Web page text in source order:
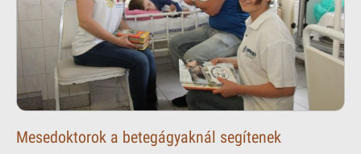
Mesedoktorok a betegágyaknál segítenek